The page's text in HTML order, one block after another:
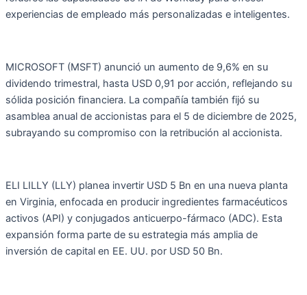
experiencias de empleado más personalizadas e inteligentes.
MICROSOFT (MSFT) anunció un aumento de 9,6% en su
dividendo trimestral, hasta USD 0,91 por acción, reflejando su
sólida posición financiera. La compañía también fijó su
asamblea anual de accionistas para el 5 de diciembre de 2025,
subrayando su compromiso con la retribución al accionista.
ELI LILLY (LLY) planea invertir USD 5 Bn en una nueva planta
en Virginia, enfocada en producir ingredientes farmacéuticos
activos (API) y conjugados anticuerpo-fármaco (ADC). Esta
expansión forma parte de su estrategia más amplia de
inversión de capital en EE. UU. por USD 50 Bn.